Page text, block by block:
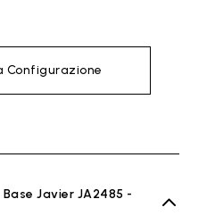
Configurazione
Javier JA2485 -